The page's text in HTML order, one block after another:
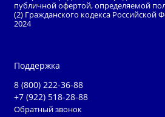
публичной офертой, определяемой
(2) Гражданского кодекса Российской
2024
Поддержка
8 (800) 222-36-88
+7 (922) 518-28-88
Обратный звонок